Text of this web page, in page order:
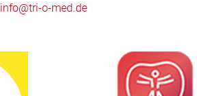
info@tri-o-med.de